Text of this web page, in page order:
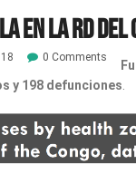
en la RD del
0 Comments
y 198 defunciones.